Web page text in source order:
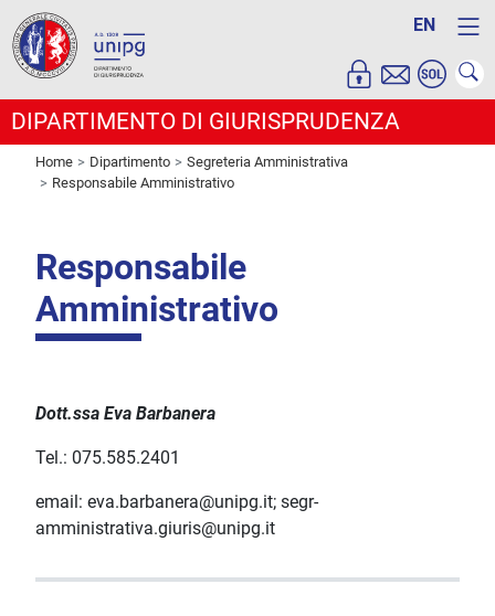
EN
DIPARTIMENTO DI GIURISPRUDENZA
Home Dipartimento
Segreteria Amministrativa
Responsabile Amministrativo
Responsabile
Amministrativo
Dott.ssa Eva Barbanera
Tel.: 075.585.2401
email: eva.barbanera@unipg.it; segr-
amministrativa.giuris@unipg.it